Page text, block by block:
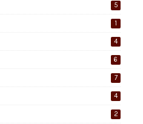
5
1
4
6
7
4
2